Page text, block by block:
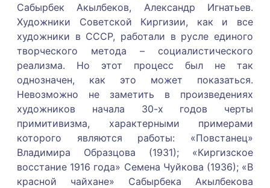
Сабырбек Акылбеков, Александр Игнатьев.
Художники Советской Киргизии, как и все
художники в СССР, работали в русле единого
творческого метода – социалистического
реализма. Но этот процесс был не так
однозначен, как это может показаться.
Невозможно не заметить в произведениях
художников начала 30-х годов черты
примитивизма, характерными примерами
которого являются работы: «Повстанец»
Владимира Образцова (1931); «Киргизское
восстание 1916 года» Семена Чуйкова (1936); «В
красной чайхане» Сабырбека Акылбекова